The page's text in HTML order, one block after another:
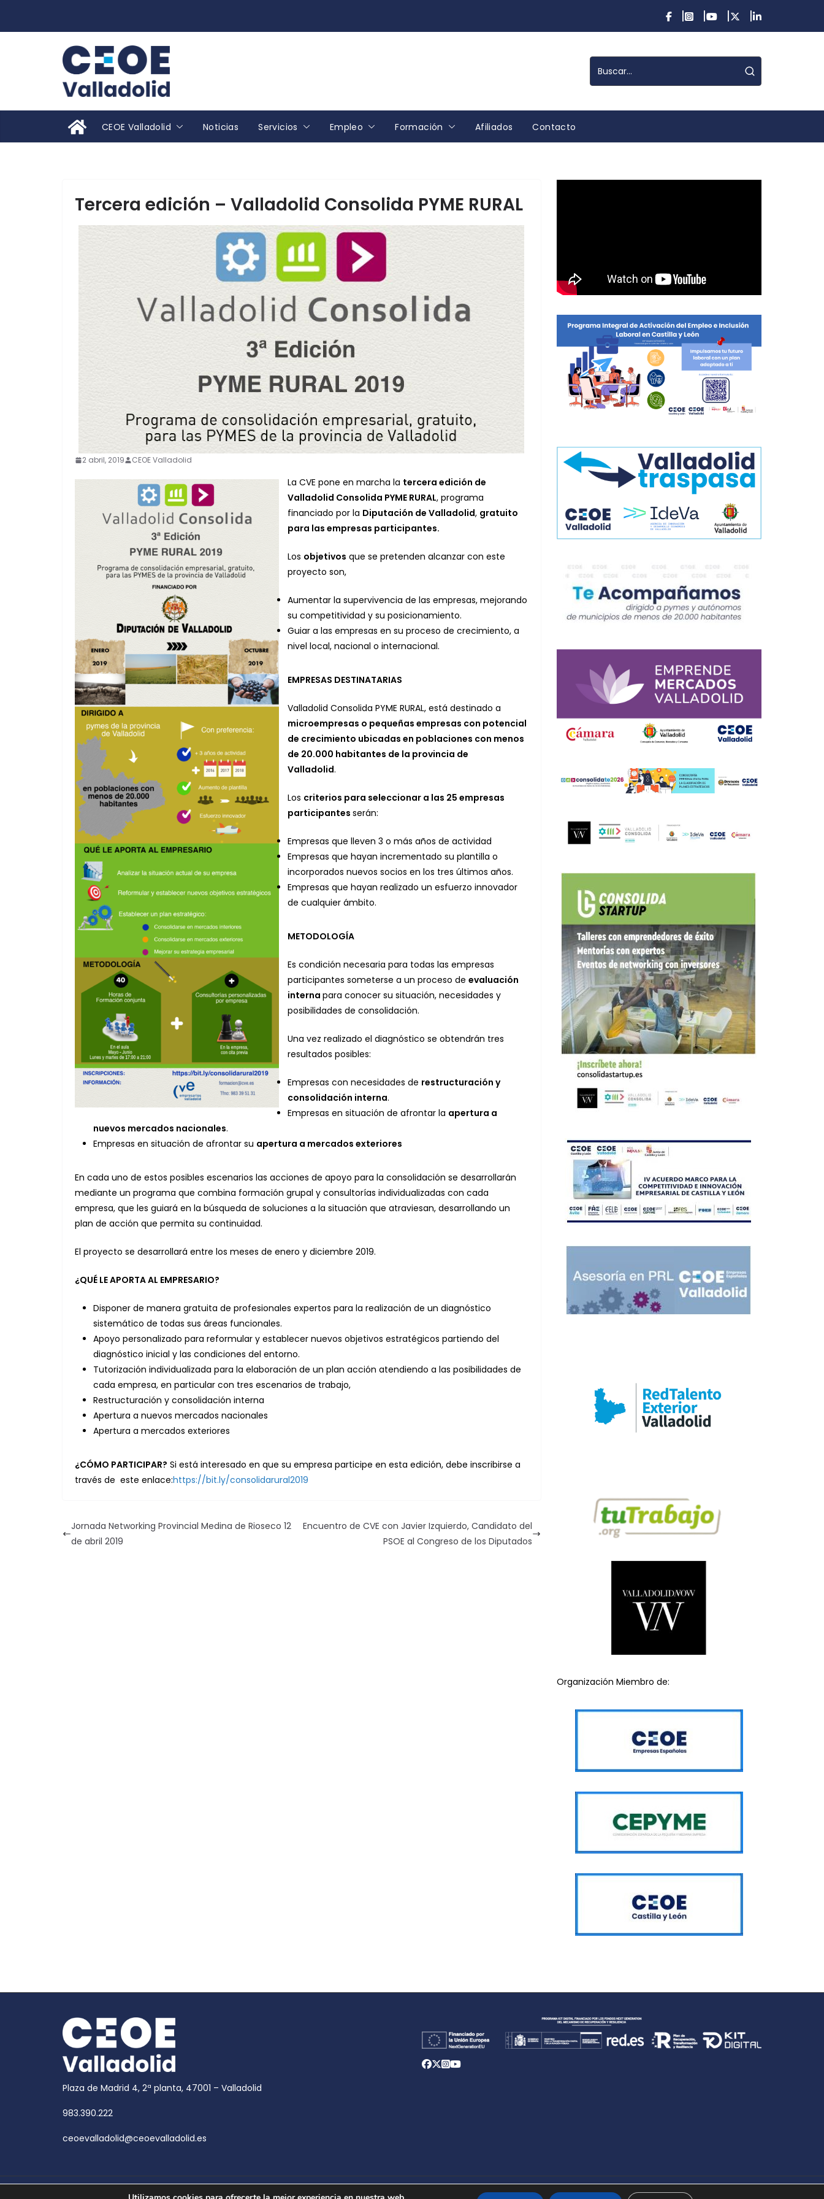
CEOE Valladolid Noticias Servicios Empleo Formación Afiliados Contacto
Tercera edición – Valladolid Consolida PYME RURAL
2 abril, 2019 CEOE Valladolid
La CVE pone en marcha la tercera edición de
Valladolid Consolida PYME RURAL, programa
financiado por la Diputación de Valladolid, gratuito
para las empresas participantes.
Los objetivos que se pretenden alcanzar con este
proyecto son,
Aumentar la supervivencia de las empresas, mejorando
su competitividad y su posicionamiento.
Guiar a las empresas en su proceso de crecimiento, a
nivel local, nacional o internacional.
EMPRESAS DESTINATARIAS
Valladolid Consolida PYME RURAL, está destinado a
microempresas o pequeñas empresas con potencial
de crecimiento ubicadas en poblaciones con menos
de 20.000 habitantes de la provincia de
Valladolid.
Los criterios para seleccionar a las 25 empresas
participantes serán:
Empresas que lleven 3 o más años de actividad
Empresas que hayan incrementado su plantilla o
incorporados nuevos socios en los tres últimos años.
Empresas que hayan realizado un esfuerzo innovador
de cualquier ámbito.
METODOLOGÍA
Es condición necesaria para todas las empresas
participantes someterse a un proceso de evaluación
interna para conocer su situación, necesidades y
posibilidades de consolidación.
Una vez realizado el diagnóstico se obtendrán tres
resultados posibles:
Empresas con necesidades de restructuración y
consolidación interna.
Empresas en situación de afrontar la apertura a
nuevos mercados nacionales.
Empresas en situación de afrontar su apertura a mercados exteriores
En cada uno de estos posibles escenarios las acciones de apoyo para la consolidación se desarrollarán
mediante un programa que combina formación grupal y consultorías individualizadas con cada
empresa, que les guiará en la búsqueda de soluciones a la situación que atraviesan, desarrollando un
plan de acción que permita su continuidad.
El proyecto se desarrollará entre los meses de enero y diciembre 2019.
¿QUÉ LE APORTA AL EMPRESARIO?
Disponer de manera gratuita de profesionales expertos para la realización de un diagnóstico
sistemático de todas sus áreas funcionales.
Apoyo personalizado para reformular y establecer nuevos objetivos estratégicos partiendo del
diagnóstico inicial y las condiciones del entorno.
Tutorización individualizada para la elaboración de un plan acción atendiendo a las posibilidades de
cada empresa, en particular con tres escenarios de trabajo,
Restructuración y consolidación interna
Apertura a nuevos mercados nacionales
Apertura a mercados exteriores
¿CÓMO PARTICIPAR? Si está interesado en que su empresa participe en esta edición, debe inscribirse a
través de este enlace:https://bit.ly/consolidarural2019
Jornada Networking Provincial Medina de Rioseco 12
de abril 2019
Encuentro de CVE con Javier Izquierdo, Candidato del
PSOE al Congreso de los Diputados
Organización Miembro de:
Plaza de Madrid 4, 2ª planta, 47001 – Valladolid
983.390.222
ceoevalladolid@ceoevalladolid.es